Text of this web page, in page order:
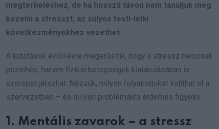
megterheléshez, de ha hosszú távon nem tanuljuk meg
kezelni a stresszt, az súlyos testi-lelki
következményekhez vezethet.
A kutatások évről évre megerősítik, hogy a stressz nemcsak
pszichés, hanem fizikai betegségek kialakulásában is
szerepet játszhat. Nézzük, milyen folyamatokat indíthat el a
szervezetben – és milyen problémákra érdemes figyelni.
1. Mentális zavarok – a stressz